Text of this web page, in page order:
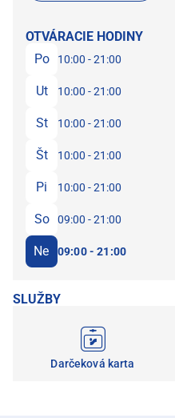
OTVÁRACIE HODINY
Po
10:00 - 21:00
Ut 10:00 - 21:00
St 10:00 - 21:00
Št 10:00 - 21:00
Pi 10:00 - 21:00
So 09:00 - 21:00
Ne 09:00 - 21:00
SLUŽBY
Darčeková karta